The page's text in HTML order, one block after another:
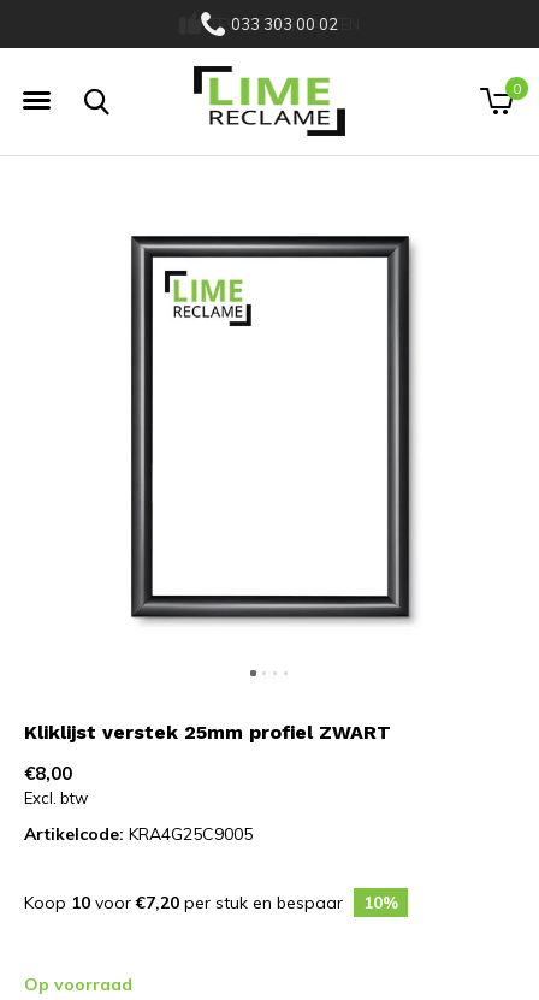
033 303 00 02
0
Kliklijst verstek 25mm profiel ZWART
€8,00
Excl. btw
Artikelcode: KRA4G25C9005
Koop 10 voor€7,20 per stuk en bespaar 10%
Op voorraad